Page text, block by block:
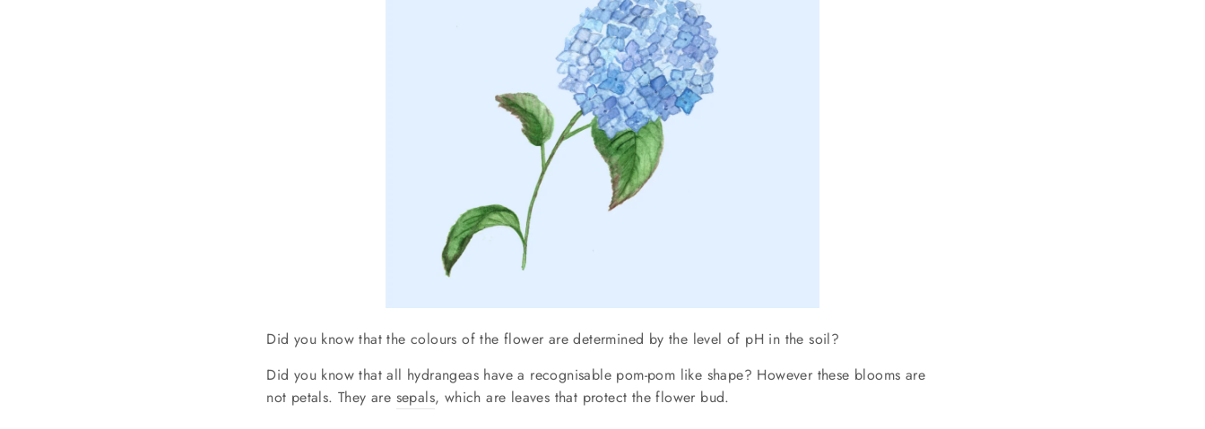
Did you know that the colours of the flower are determined by the level of pH in the soil?
Did you know that all hydrangeas have a recognisable pom-pom like shape? However these blooms are
not petals. They are sepals, which are leaves that protect the flower bud.